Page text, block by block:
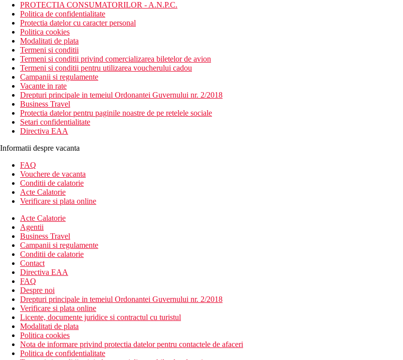
PROTECTIA CONSUMATORILOR - A.N.P.C.
Politica de confidentialitate
Protectia datelor cu caracter personal
Politica cookies
Modalitati de plata
Termeni si conditii
Termeni si conditii privind comercializarea biletelor de avion
Termeni si conditii pentru utilizarea voucherului cadou
Campanii si regulamente
Vacante in rate
Drepturi principale in temeiul Ordonantei Guvernului nr. 2/2018
Business Travel
Protectia datelor pentru paginile noastre de pe retelele sociale
Setari confidentialitate
Directiva EAA
Informatii despre vacanta
FAQ
Vouchere de vacanta
Conditii de calatorie
Acte Calatorie
Verificare si plata online
Acte Calatorie
Agentii
Business Travel
Campanii si regulamente
Conditii de calatorie
Contact
Directiva EAA
FAQ
Despre noi
Drepturi principale in temeiul Ordonantei Guvernului nr. 2/2018
Verificare si plata online
Licente, documente juridice si contractul cu turistul
Modalitati de plata
Politica cookies
Nota de informare privind protectia datelor pentru contactele de afaceri
Politica de confidentialitate